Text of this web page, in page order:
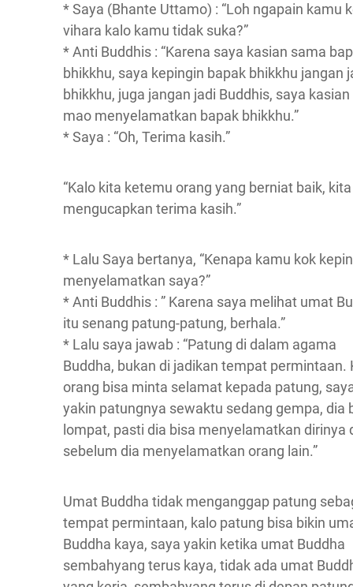
* Saya (Bhante Uttamo) : “Loh ngapain kamu
vihara kalo kamu tidak suka?”
* Anti Buddhis : “Karena saya kasian sama
bhikkhu, saya kepingin bapak bhikkhu jangan
bhikkhu, juga jangan jadi Buddhis, saya
mao menyelamatkan bapak bhikkhu.”
* Saya : “Oh, Terima kasih.”
“Kalo kita ketemu orang yang berniat baik,
mengucapkan terima kasih.”
* Lalu Saya bertanya, “Kenapa kamu kok
menyelamatkan saya?”
* Anti Buddhis : ” Karena saya melihat umat
itu senang patung-patung, berhala.”
* Lalu saya jawab : “Patung di dalam agama
Buddha, bukan di jadikan tempat permintaan.
orang bisa minta selamat kepada patung,
yakin patungnya sewaktu sedang gempa, dia
lompat, pasti dia bisa menyelamatkan dirinya
sebelum dia menyelamatkan orang lain.”
Umat Buddha tidak menganggap patung
tempat permintaan, kalo patung bisa bikin
Buddha kaya, saya yakin ketika umat Buddha
sembahyang terus kaya, tidak ada umat